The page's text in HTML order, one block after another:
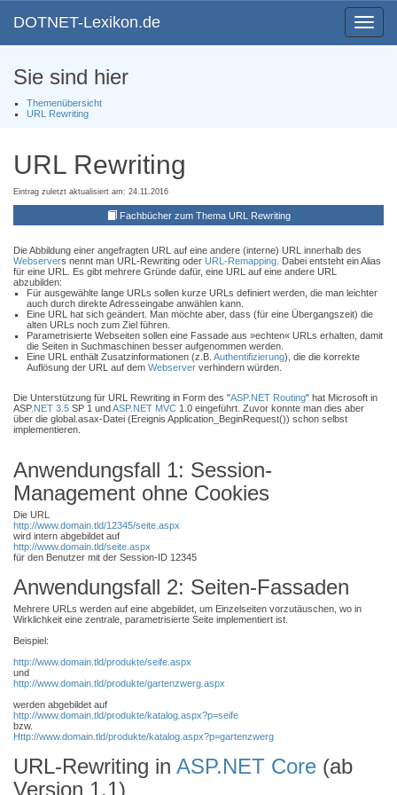
Toggle
DOTNET-Lexikon.de
Sie sind hier
Themenübersicht
URL Rewriting
URL Rewriting
Eintrag zuletzt aktualisiert am: 24.11.2016
Fachbücher zum Thema URL Rewriting
Die Abbildung einer angefragten URL auf eine andere (interne) URL innerhalb des
Webservers nennt man URL-Rewriting oder URL-Remapping . Dabei entsteht ein Alias
für eine URL. Es gibt mehrere Gründe dafür, eine URL auf eine andere URL
abzubilden:
Für ausgewählte lange URLs sollen kurze URLs definiert werden, die man leichter
auch durch direkte Adresseingabe anwählen kann.
Eine URL hat sich geändert. Man möchte aber, dass (für eine Übergangszeit) die
alten URLs noch zum Ziel führen.
Parametrisierte Webseiten sollen eine Fassade aus »echten« URLs erhalten, damit
die Seiten in Suchmaschinen besser aufgenommen werden.
Eine URL enthält Zusatzinformationen (z.B. Authentifizierung), die die korrekte
Auflösung der URL auf dem Webserver verhindern würden.
Die Unterstützung für URL Rewriting in Form des "ASP.NET Routing" hat Microsoft in
ASP.NET 3.5 SP 1 undASP.NET MVC 1.0 eingeführt. Zuvor konnte man dies aber
über die global.asax-Datei (Ereignis Application_BeginRequest()) schon selbst
implementieren.
Anwendungsfall 1: Session-
Management ohne Cookies
Die URL
http://www.domain.tld/12345/seite.aspx
wird intern abgebildet auf
http://www.domain.tld/seite.aspx
für den Benutzer mit der Session-ID 12345
Anwendungsfall 2: Seiten-Fassaden
Mehrere URLs werden auf eine abgebildet, um Einzelseiten vorzutäuschen, wo in
Wirklichkeit eine zentrale, parametrisierte Seite implementiert ist.
Beispiel:
http://www.domain.tld/produkte/seife.aspx
und
http://www.domain.tld/produkte/gartenzwerg.aspx
werden abgebildet auf
http://www.domain.tld/produkte/katalog.aspx?p=seife
bzw.
Http://www.domain.tld/produkte/katalog.aspx?p=gartenzwerg
URL-Rewriting in ASP.NET Core (ab
Version 1.1)